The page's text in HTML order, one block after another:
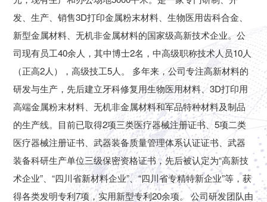
发、生产、销售3D打印金属粉末材料、生物医用齿科合金、
新型金属材料、无机非金属材料的国家级高新技术企业。公
司现有员工40余人，其中博士2名，中高级职称技术人员10人
（正高2人），高级技工5人。 多年来，公司专注高新材料的
研发与生产，先后建立牙科修复用生物医用材料、3D打印用
高端金属粉末材料、无机非金属材料和军品特种材料及制品
的生产线。目前已取得2项三类医疗器械注册证书、5项二类
医疗器械注册证书、武器装备质量管理体系认证证书、武器
装备科研生产单位三级保密资格证书，先后被认定为“高新技
术企业”、“四川省新材料企业”、“四川省专精特新企业”等，获
得各类发明专利7项，实用新型专利20余项。 公司研发团队由